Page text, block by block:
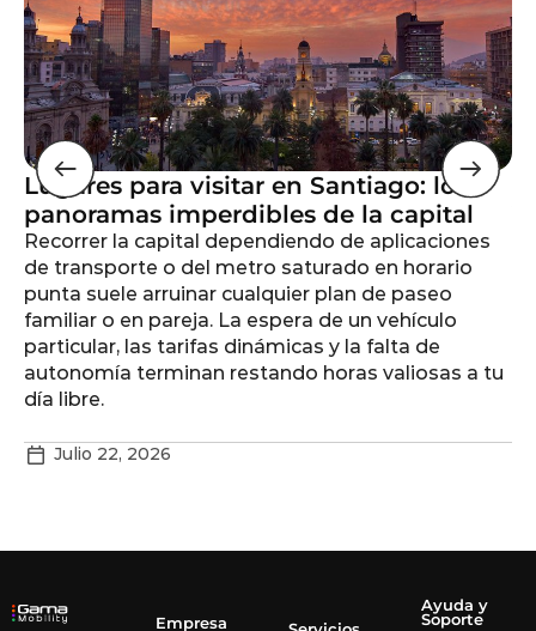
Lugares para visitar en Santiago: los
panoramas imperdibles de la capital
Recorrer la capital dependiendo de aplicaciones
de transporte o del metro saturado en horario
punta suele arruinar cualquier plan de paseo
familiar o en pareja. La espera de un vehículo
particular, las tarifas dinámicas y la falta de
autonomía terminan restando horas valiosas a tu
día libre.
Julio 22, 2026
Empresa
Ayuda y
Soporte